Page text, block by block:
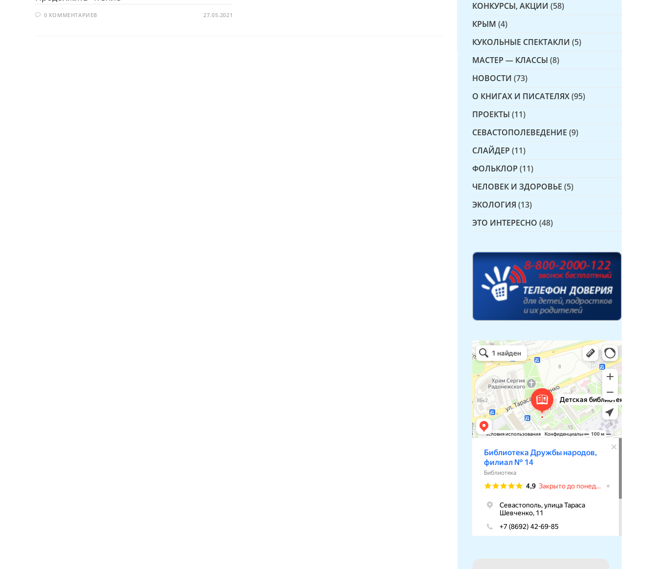
0 КОММЕНТАРИЕВ 27.05.2021
КОНКУРСЫ, АКЦИИ (58)
КРЫМ (4)
КУКОЛЬНЫЕ СПЕКТАКЛИ (5)
МАСТЕР — КЛАССЫ (8)
НОВОСТИ (73)
О КНИГАХ И ПИСАТЕЛЯХ(95)
ПРОЕКТЫ (11)
СЕВАСТОПОЛЕВЕДЕНИЕ (9)
СЛАЙДЕР (11)
ФОЛЬКЛОР (11)
ЧЕЛОВЕК И ЗДОРОВЬЕ (5)
ЭКОЛОГИЯ (13)
ЭТО ИНТЕРЕСНО (48)
Детская библиотека № 14 Дружбы народов
Библиотека в Севастополе